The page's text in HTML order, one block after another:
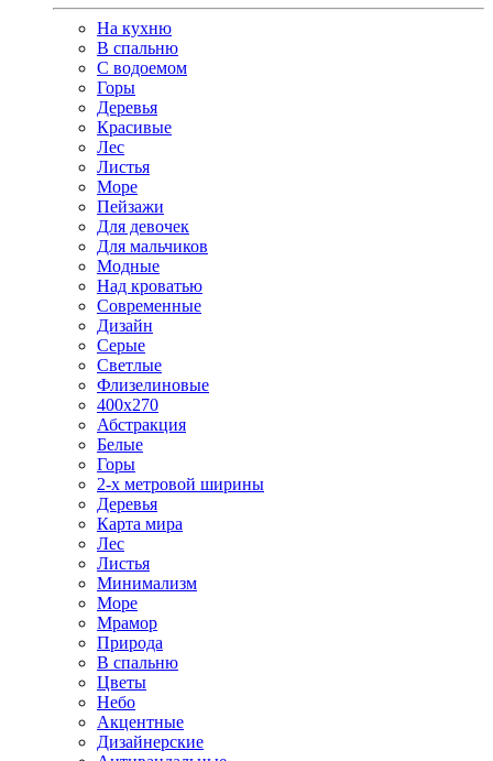
На кухню
В спальню
С водоемом
Горы
Деревья
Красивые
Лес
Листья
Море
Пейзажи
Для девочек
Для мальчиков
Модные
Над кроватью
Современные
Дизайн
Серые
Светлые
Флизелиновые
400х270
Абстракция
Белые
Горы
2-х метровой ширины
Деревья
Карта мира
Лес
Листья
Минимализм
Море
Мрамор
Природа
В спальню
Цветы
Небо
Акцентные
Дизайнерские